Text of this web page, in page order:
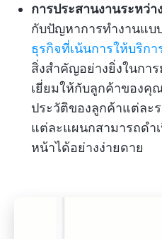
การประสานงานระหว่า
กับปัญหาการทำงานแบ
ธุรกิจที่เน้นการให้บริกา
สิ่งสำคัญอย่างยิ่งในกา
เยี่ยมให้กับลูกค้าของคุ
ประวัติของลูกค้าแต่ละ
แต่ละแผนกสามารถดำ
หน้าได้อย่างง่ายดาย